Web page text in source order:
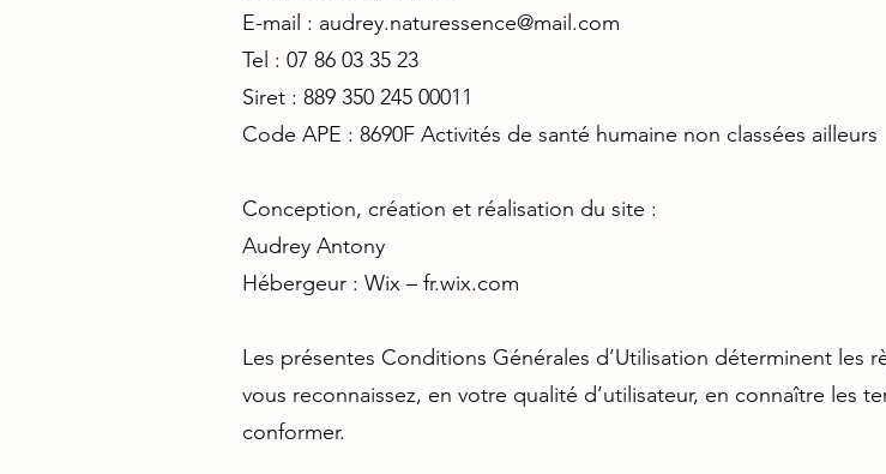
E-mail : audrey.naturessence@mail.com
Tel : 07 86 03 35 23
Siret : 889 350 245 00011
Code APE : 8690F Activités de santé humaine non classées ailleurs
Conception, création et réalisation du site :
Audrey Antony
Hébergeur : Wix – fr.wix.com
Les présentes Conditions Générales d’Utilisation déterminent les
vous reconnaissez, en votre qualité d’utilisateur, en connaître les
conformer.